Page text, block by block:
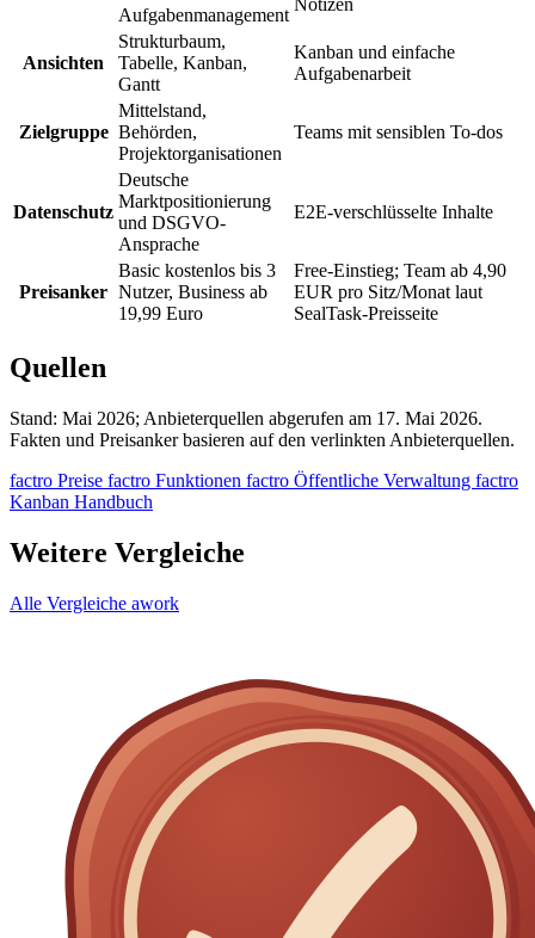
Aufgabenmanagement
Notizen
Ansichten
Strukturbaum,
Tabelle, Kanban,
Gantt
Kanban und einfache
Aufgabenarbeit
Zielgruppe
Mittelstand,
Behörden,
Projektorganisationen
Teams mit sensiblen To-dos
Datenschutz
Deutsche
Marktpositionierung
und DSGVO-
Ansprache
E2E-verschlüsselte Inhalte
Preisanker
Basic kostenlos bis 3
Nutzer, Business ab
19,99 Euro
Free-Einstieg; Team ab 4,90
EUR pro Sitz/Monat laut
SealTask-Preisseite
Quellen
Stand: Mai 2026; Anbieterquellen abgerufen am 17. Mai 2026.
Fakten und Preisanker basieren auf den verlinkten Anbieterquellen.
factro Preise factro Funktionen factro Öffentliche Verwaltung factro
Kanban Handbuch
Weitere Vergleiche
Alle Vergleiche awork